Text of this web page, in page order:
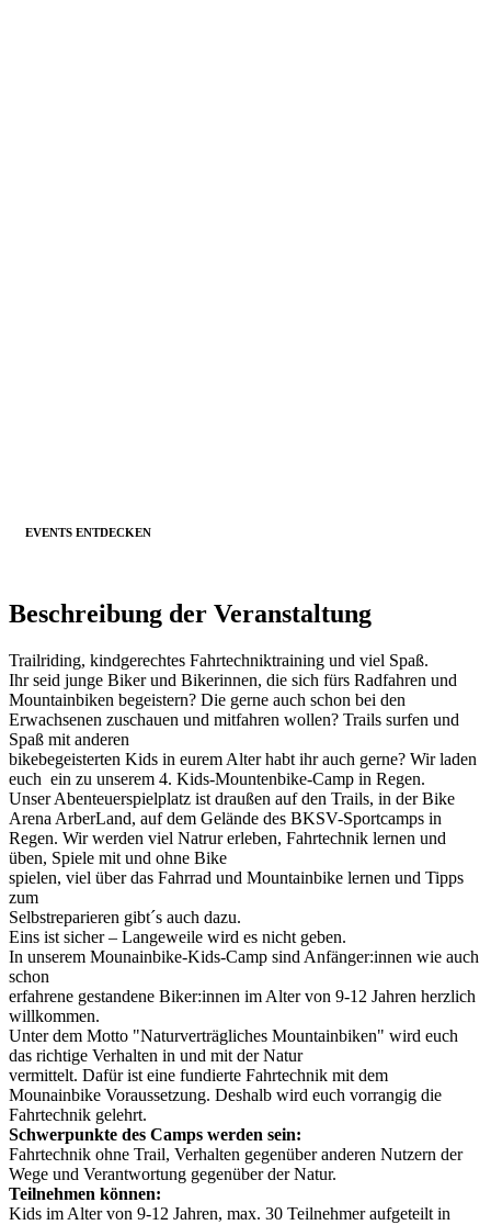
EVENTS ENTDECKEN
Beschreibung der Veranstaltung
Trailriding, kindgerechtes Fahrtechniktraining und viel Spaß.
Ihr seid junge Biker und Bikerinnen, die sich fürs Radfahren und
Mountainbiken begeistern? Die gerne auch schon bei den
Erwachsenen zuschauen und mitfahren wollen? Trails surfen und
Spaß mit anderen
bikebegeisterten Kids in eurem Alter habt ihr auch gerne? Wir laden
euch ein zu unserem 4. Kids-Mountenbike-Camp in Regen.
Unser Abenteuerspielplatz ist draußen auf den Trails, in der Bike
Arena ArberLand, auf dem Gelände des BKSV-Sportcamps in
Regen. Wir werden viel Natrur erleben, Fahrtechnik lernen und
üben, Spiele mit und ohne Bike
spielen, viel über das Fahrrad und Mountainbike lernen und Tipps
zum
Selbstreparieren gibt´s auch dazu.
Eins ist sicher – Langeweile wird es nicht geben.
In unserem Mounainbike-Kids-Camp sind Anfänger:innen wie auch
schon
erfahrene gestandene Biker:innen im Alter von 9-12 Jahren herzlich
willkommen.
Unter dem Motto "Naturverträgliches Mountainbiken" wird euch
das richtige Verhalten in und mit der Natur
vermittelt. Dafür ist eine fundierte Fahrtechnik mit dem
Mounainbike Voraussetzung. Deshalb wird euch vorrangig die
Fahrtechnik gelehrt.
Schwerpunkte des Camps werden sein:
Fahrtechnik ohne Trail, Verhalten gegenüber anderen Nutzern der
Wege und Verantwortung gegenüber der Natur.
Teilnehmen können:
Kids im Alter von 9-12 Jahren, max. 30 Teilnehmer aufgeteilt in